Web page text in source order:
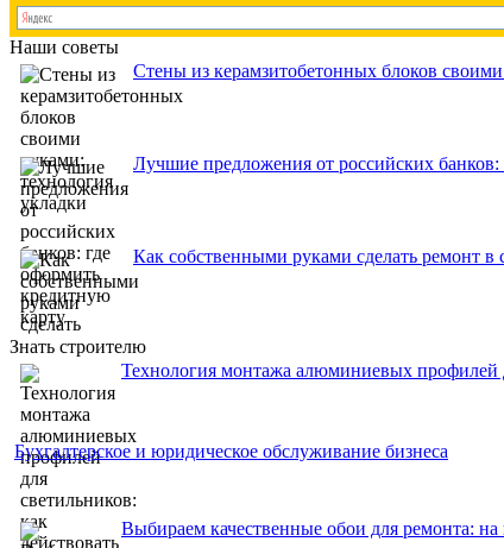
Наши советы
Стены из керамзитобетонных блоков
Лучшие предложения от российских
Как собственными руками сделать ремонт в
Знать строителю
Технология монтажа алюминиевых профилей
Бухгалтерское и юридическое обслуживание бизнеса
Выбираем качественные обои для ремонта: